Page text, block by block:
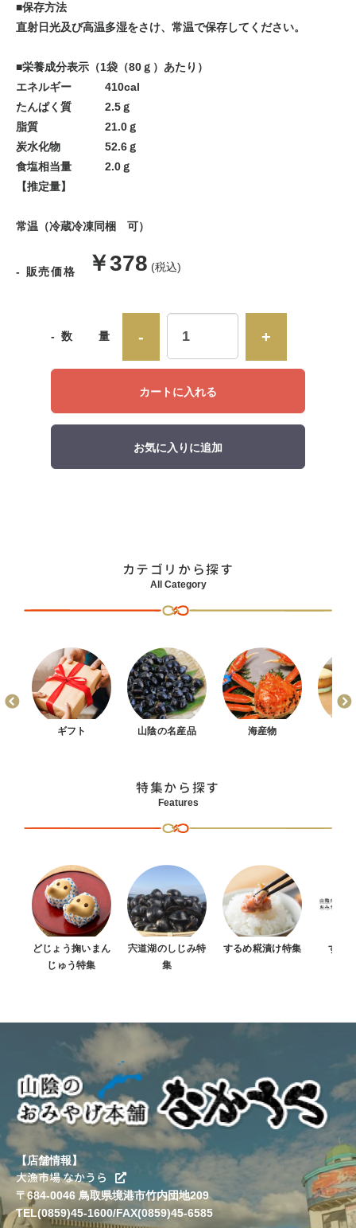
■保存方法
直射日光及び高温多湿をさけ、常温で保存してください。
■栄養成分表示（1袋（80ｇ）あたり）
エネルギー 410cal
たんぱく質 2.5ｇ
脂質 21.0ｇ
炭水化物 52.6ｇ
食塩相当量 2.0ｇ
【推定量】
常温（冷蔵冷凍同梱 可）
- 販売価格
販
価
￥378 (税込)
- 数 量 - +
カートに入れる
お気に入りに追加
カテゴリから探す
All Category
ギフト 山陰の名産品 海産物
特集から探す
Features
どじょう掬いまん
じゅう特集
宍道湖のしじみ特
集
するめ糀漬け特集 すべ
【店舗情報】
大漁市場 なかうら
〒684-0046 鳥取県境港市竹内団地209
TEL(0859)45-1600/FAX(0859)45-6585